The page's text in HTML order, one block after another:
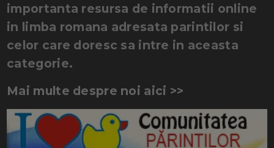
importanta resursa de informatii online
in limba romana adresata parintilor si
celor care doresc sa intre in aceasta
categorie.
Mai multe despre noi aici >>